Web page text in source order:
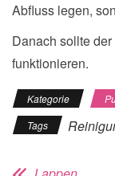
Abfluss legen,
Danach sollte
funktionieren.
Kategorie
Tags